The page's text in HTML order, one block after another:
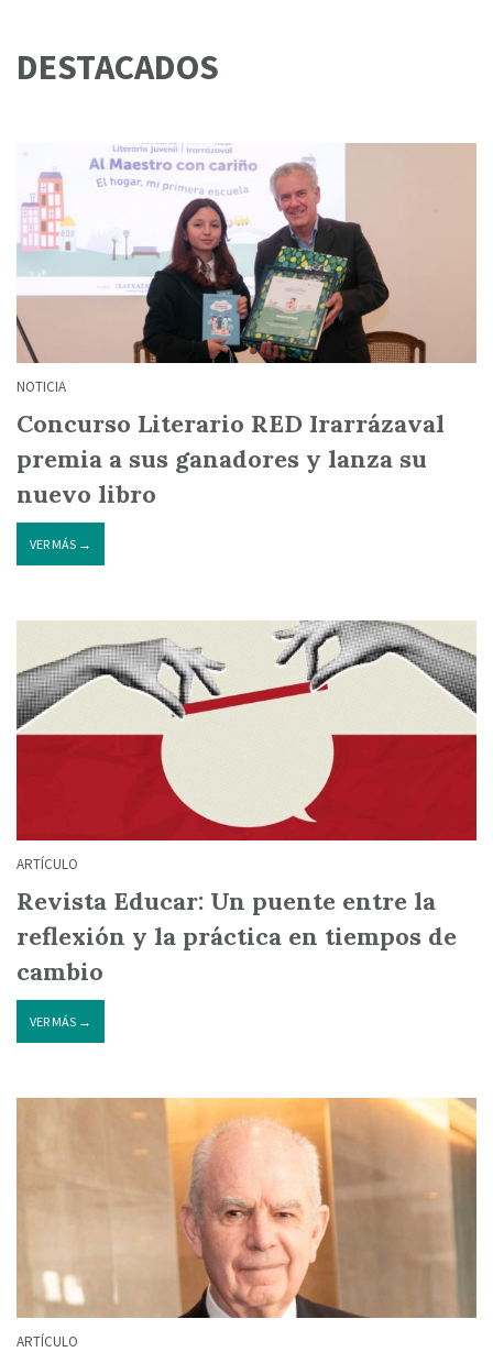
DESTACADOS
NOTICIA
Concurso Literario RED Irarrázaval
premia a sus ganadores y lanza su
nuevo libro
VER MÁS →
ARTÍCULO
Revista Educar: Un puente entre la
reflexión y la práctica en tiempos de
cambio
VER MÁS →
ARTÍCULO